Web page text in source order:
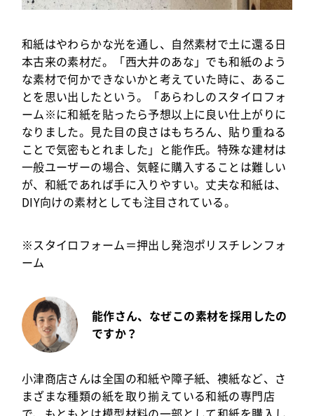
和紙はやわらかな光を通し、自然素材で土に還る日
本古来の素材だ。「西大井のあな」でも和紙のよう
な素材で何かできないかと考えていた時に、あるこ
とを思い出したという。「あらわしのスタイロフォ
ーム※に和紙を貼ったら予想以上に良い仕上がりに
なりました。見た目の良さはもちろん、貼り重ねる
ことで気密もとれました」と能作氏。特殊な建材は
一般ユーザーの場合、気軽に購入することは難しい
が、和紙であれば手に入りやすい。丈夫な和紙は、
DIY向けの素材としても注目されている。
※スタイロフォーム＝押出し発泡ポリスチレンフォ
ーム
能作さん、なぜこの素材を採用したの
ですか？
小津商店さんは全国の和紙や障子紙、襖紙など、さ
まざまな種類の紙を取り揃えている和紙の専門店